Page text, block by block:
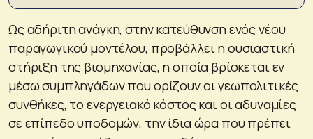
Ως αδήριτη ανάγκη, στην κατεύθυνση ενός νέου
παραγωγικού μοντέλου, προβάλλει η ουσιαστική
στήριξη της βιομηχανίας, η οποία βρίσκεται εν
μέσω συμπληγάδων που ορίζουν οι γεωπολιτικές
συνθήκες, το ενεργειακό κόστος και οι αδυναμίες
σε επίπεδο υποδομών, την ίδια ώρα που πρέπει